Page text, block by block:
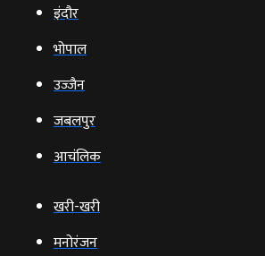
इंदौर
भोपाल
उज्‍जैन
जबलपुर
आचंलिक
खरी-खरी
मनोरंजन